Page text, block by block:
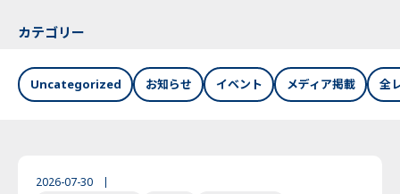
お知らせ
お問い合わせ
カテゴリー
Uncategorized お知らせ イベント メディア掲載 全
2026-07-30